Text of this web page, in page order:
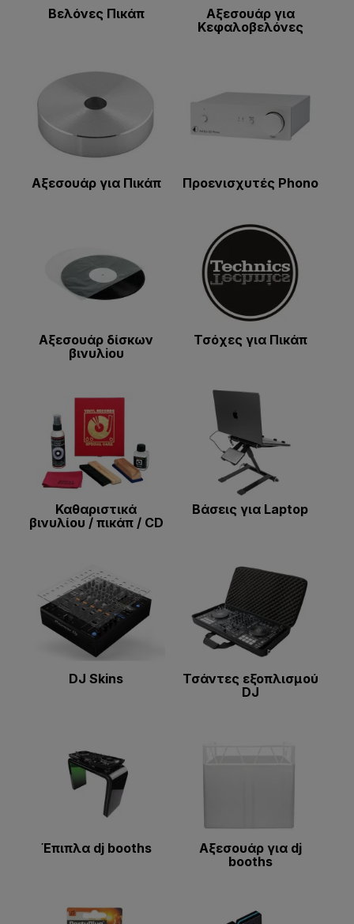
Βελόνες Πικάπ
Αξεσουάρ για
Κεφαλοβελόνες
Αξεσουάρ για Πικάπ Προενισχυτές Phono
Αξεσουάρ δίσκων
βινυλiου
Τσόχες για Πικάπ
Καθαριστικά
βινυλίου / πικάπ / CD
Βάσεις για Laptop
DJ Skins
Τσάντες εξοπλισμού
DJ
Έπιπλα dj booths
Αξεσουάρ για dj
booths